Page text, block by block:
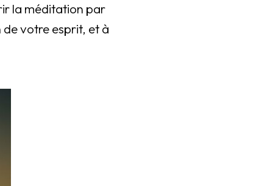
la méditation par
votre esprit, et à